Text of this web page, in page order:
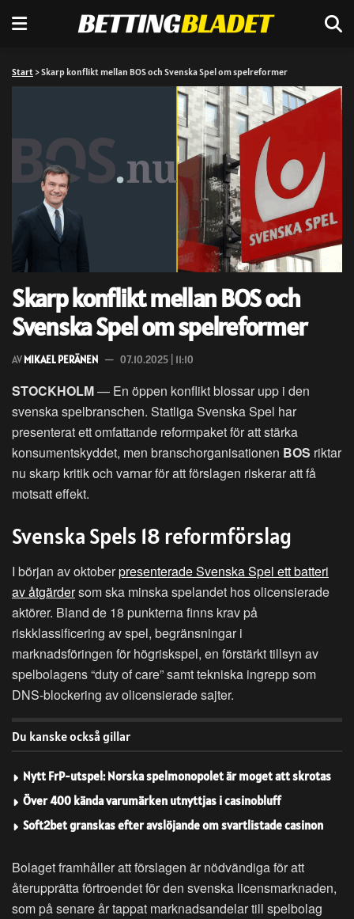
Start >Skarp konflikt mellan BOS och Svenska Spel om spelreformer
Skarp konflikt mellan BOS och
Svenska Spel om spelreformer
AVMIKAEL PERÄNEN 07.10.2025 | 11:10
STOCKHOLM— En öppen konflikt blossar upp i den
svenska spelbranschen. Statliga Svenska Spel har
presenterat ett omfattande reformpaket för att stärka
konsumentskyddet, men branschorganisationen BOS riktar
nu skarp kritik och varnar för att förslagen riskerar att få
motsatt effekt.
Svenska Spels 18 reformförslag
I början av oktoberpresenterade Svenska Spel ett batteri
av åtgärdersom ska minska spelandet hos olicensierade
aktörer. Bland de 18 punkterna finns krav på
riskklassificering av spel, begränsningar i
marknadsföringen för högriskspel, en förstärkt tillsyn av
spelbolagens “duty of care” samt tekniska ingrepp som
DNS-blockering av olicensierade sajter.
Du kanske också gillar
Nytt FrP-utspel: Norska spelmonopolet är moget att skrotas
Över 400 kända varumärken utnyttjas i casinobluff
Soft2bet granskas efter avslöjande om svartlistade casinon
Bolaget framhåller att förslagen är nödvändiga för att
återupprätta förtroendet för den svenska licensmarknaden,
som på senare år tappat marknadsandelar till spelbolag